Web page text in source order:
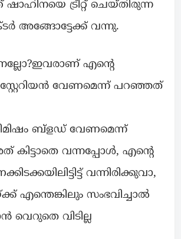
ട്രീറ്റ് ചെയ്തിരുന്ന
അങ്ങോട്ടേക്ക് വന്നു.
എൻ്റെ
വേണമെന്ന് പറഞ്ഞത്
ബ്ളഡ് വേണമെന്ന്
കിട്ടാതെ വന്നപ്പോൾ, എൻ്റെ
വന്നിരിക്കുവാ,
എന്തെങ്കിലും സംഭവിച്ചാൽ
വെറുതെ വിടില്ല